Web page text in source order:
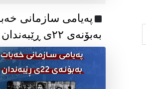
پەیامی سازمانی
بەبۆنەی ۲۲ی ڕێبەندان